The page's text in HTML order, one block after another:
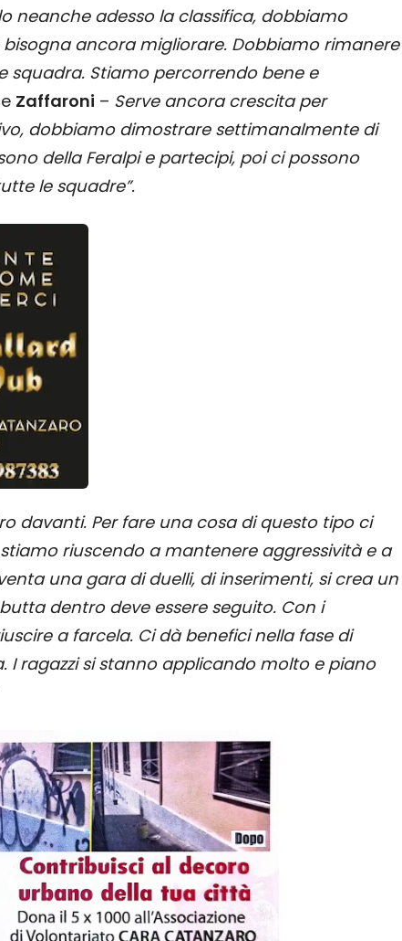
neanche adesso la classifica, dobbiamo
ancora migliorare. Dobbiamo rimanere
squadra. Stiamo percorrendo bene e
Zaffaroni – Serve ancora crescita per
dobbiamo dimostrare settimanalmente di
della Feralpi e partecipi, poi ci possono
le squadre”.
davanti. Per fare una cosa di questo tipo ci
riuscendo a mantenere aggressività e a
una gara di duelli, di inserimenti, si crea un
dentro deve essere seguito. Con i
a farcela. Ci dà benefici nella fase di
I ragazzi si stanno applicando molto e piano